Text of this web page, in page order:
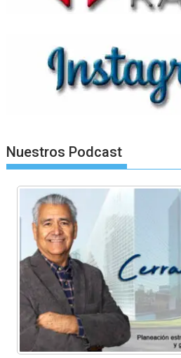
Nuestros Podcast